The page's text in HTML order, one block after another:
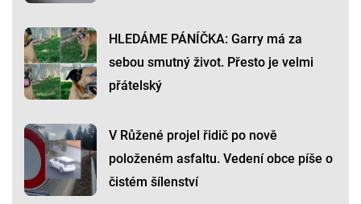
HLEDÁME PÁNÍČKA: Garry má za
sebou smutný život. Přesto je velmi
přátelský
V Růžené projel řidič po nově
položeném asfaltu. Vedení obce píše o
čistém šílenství